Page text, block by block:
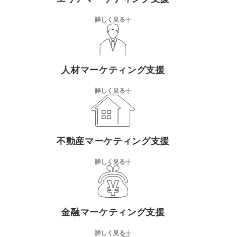
詳しく見る
人材マーケティング支援
詳しく見る
不動産マーケティング支援
詳しく見る
金融マーケティング支援
詳しく見る